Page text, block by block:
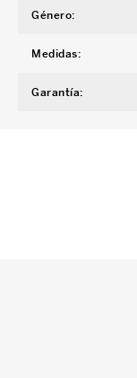
Género:
Medidas:
Garantía: